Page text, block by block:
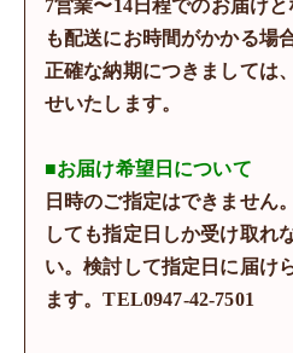
7営業〜14日程でのお届け
も配送にお時間がかかる場
正確な納期につきましては
せいたします。
■お届け希望日について
日時のご指定はできません
しても指定日しか受け取れ
い。検討して指定日に届け
ます。TEL0947-42-7501